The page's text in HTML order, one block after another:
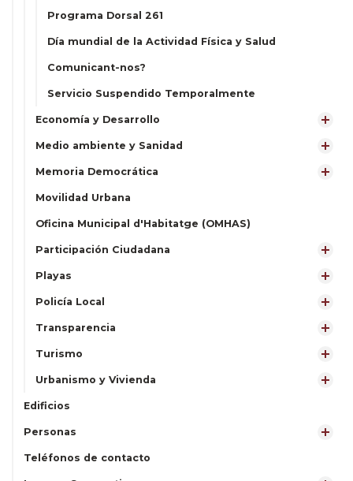
Programa Dorsal 261
Día mundial de la Actividad Física y Salud
Comunicant-nos?
Servicio Suspendido Temporalmente
Economía y Desarrollo
Medio ambiente y Sanidad
Memoria Democrática
Movilidad Urbana
Oficina Municipal d'Habitatge (OMHAS)
Participación Ciudadana
Playas
Policía Local
Transparencia
Turismo
Urbanismo y Vivienda
Edificios
Personas
Teléfonos de contacto